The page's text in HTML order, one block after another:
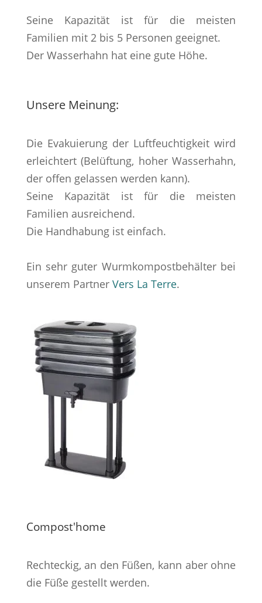
Seine Kapazität ist für die meisten
Familien mit 2 bis 5 Personen geeignet.
Der Wasserhahn hat eine gute Höhe.
Unsere Meinung:
Die Evakuierung der Luftfeuchtigkeit wird
erleichtert (Belüftung, hoher Wasserhahn,
der offen gelassen werden kann).
Seine Kapazität ist für die meisten
Familien ausreichend.
Die Handhabung ist einfach.
Ein sehr guter Wurmkompostbehälter bei
unserem Partner Vers La Terre.
Compost'home
Rechteckig, an den Füßen, kann aber ohne
die Füße gestellt werden.